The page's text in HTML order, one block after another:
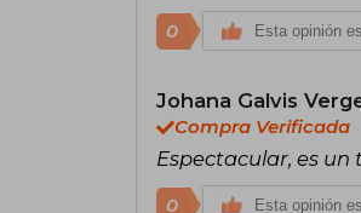
0 Esta opinión
Johana Galvis
Compra Verificada
Espectacular, es
0 Esta opinión